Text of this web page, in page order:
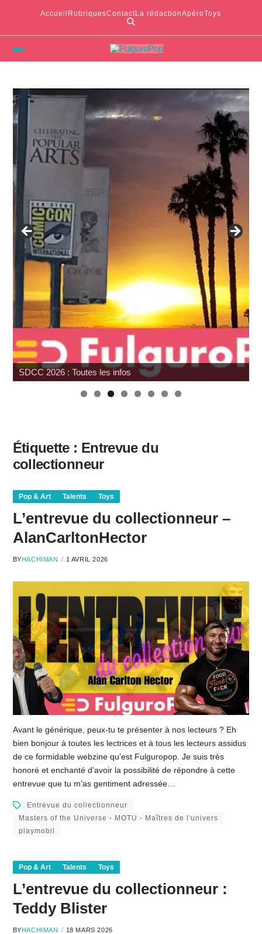
Accueil RubriquesContactLa rédactionApéroToys
: Toutes les infos
Étiquette : Entrevue du
collectionneur
Pop & Art Talents Toys
L’entrevue du collectionneur –
AlanCarltonHector
BYHACHIMAN 1 AVRIL 2026
Avant le générique, peux-tu te présenter à nos lecteurs ? Eh
bien bonjour à toutes les lectrices et à tous les lecteurs assidus
de ce formidable webzine qu’est Fulguropop. Je suis très
honoré et enchanté d’avoir la possibilité de répondre à cette
entrevue que tu m’as gentiment adressée…
Entrevue du collectionneur
Masters of the Universe - MOTU - Maîtres de l'univers
playmobil
Pop & Art Talents Toys
L’entrevue du collectionneur :
Teddy Blister
BYHACHIMAN 18 MARS 2026